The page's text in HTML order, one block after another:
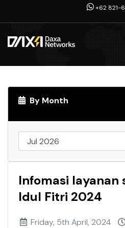
+62 821-
By Month
Infomasi layanan
Idul Fitri 2024
Friday, 5th April, 2024